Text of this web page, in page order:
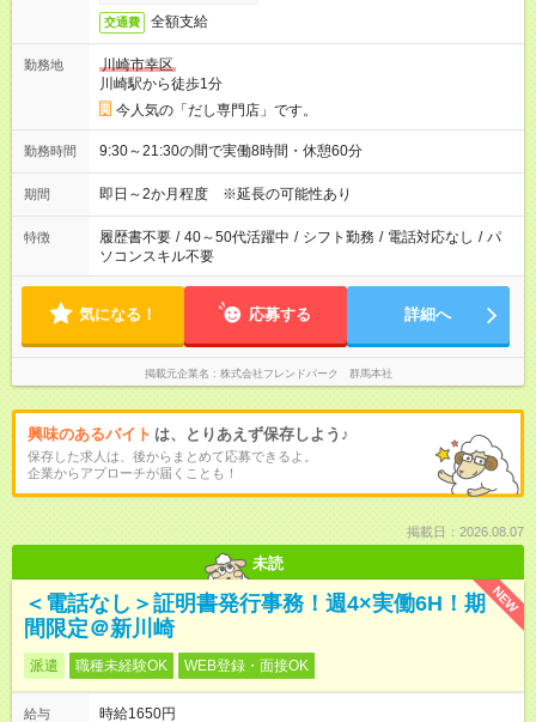
交通費 全額支給
勤務地
川崎市幸区
川崎駅から徒歩1分
今人気の「だし専門店」です。
勤務時間 9:30～21:30の間で実働8時間・休憩60分
期間 即日～2か月程度 ※延長の可能性あり
特徴 履歴書不要 / 40～50代活躍中 / シフト勤務 / 電話対応なし / パ
ソコンスキル不要
気になる！ 応募する 詳細へ
掲載元企業名 株式会社フレンドパーク 群馬本社
興味のあるバイト は、とりあえず保存しよう♪
保存した求人は、後からまとめて応募できるよ。
企業からアプローチが届くことも！
掲載日：2026.08.07
未読
NEW
＜電話なし＞証明書発行事務！週4×実働6H！期
間限定＠新川崎
派遣 職種未経験OK WEB登録・面接OK
給与
時給1650円